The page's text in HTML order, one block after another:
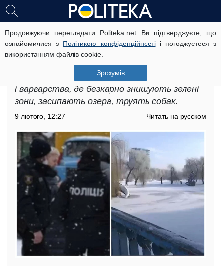
Продовжуючи переглядати Politeka.net Ви підтверджуєте, що
ознайомилися з Політикою конфіденційностіі погоджуєтеся з
використанням файлів cookie.
Зрозумів
"Бідні тварини": собак масово
потравили в Києві, шукають свідків
Це факт ще раз підтверджує, що Києв
продовжує залишатися територією дикості
і варварства, де безкарно знищують зелені
зони, засипають озера, труять собак.
9 лютого, 12:27 Читать на русском